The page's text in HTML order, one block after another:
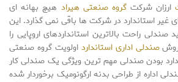
ارزان شرکتگروه صنعتی هیراد هیچ بهانه ای
غیر استاندارد در شرکت ها باقی نمی گذارد. این
راحت بالاترین استانداردهای اروپایی را
صندلی اداری استاندارد اولویت گروه صنعتی
بودن صندلی مهم ترین ویژگی یک صندلی کار
اداره از طراحی بدنه ارگونومیک برخوردار شده